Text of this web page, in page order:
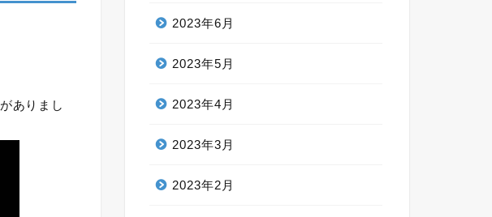
がありまし
2023年6月
2023年5月
2023年4月
2023年3月
2023年2月